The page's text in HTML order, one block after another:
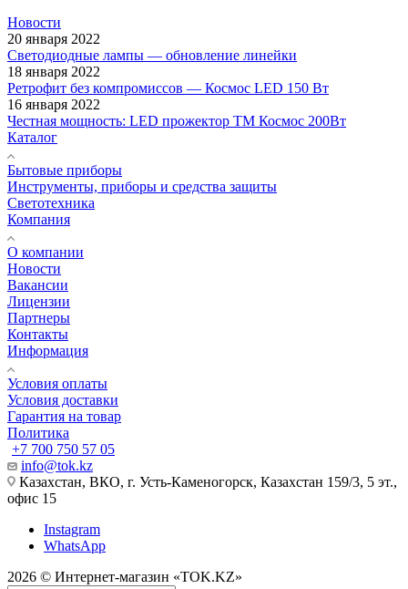
Новости
20 января 2022
Светодиодные лампы — обновление линейки
18 января 2022
Ретрофит без компромиссов — Космос LED 150 Вт
16 января 2022
Честная мощность: LED прожектор ТМ Космос 200Вт
Каталог
Бытовые приборы
Инструменты, приборы и средства защиты
Светотехника
Компания
О компании
Новости
Вакансии
Лицензии
Партнеры
Контакты
Информация
Условия оплаты
Условия доставки
Гарантия на товар
Политика
+7 700 750 57 05
info@tok.kz
Казахстан, ВКО, г. Усть-Каменогорск, Казахстан 159/3, 5 эт.,
офис 15
Instagram
WhatsApp
2026 © Интернет-магазин «TOK.KZ»